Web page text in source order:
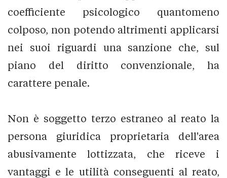
coefficiente psicologico quantomeno
colposo, non potendo altrimenti applicarsi
nei suoi riguardi una sanzione che, sul
piano del diritto convenzionale, ha
carattere penale.
Non è soggetto terzo estraneo al reato la
persona giuridica proprietaria dell'area
abusivamente lottizzata, che riceve i
vantaggi e le utilità conseguenti al reato,